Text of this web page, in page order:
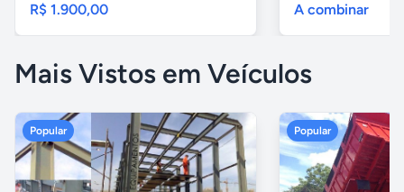
R$ 1.900,00 A combinar
Mais Vistos em Veículos
Popular Popular